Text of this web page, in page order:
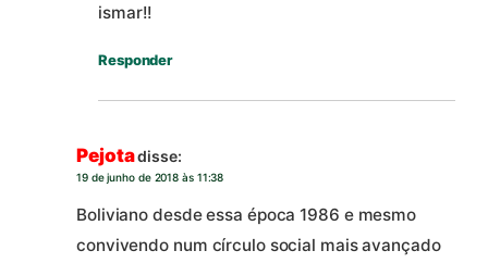
ismar!!
Responder
Pejotadisse:
19 de junho de 2018 às 11:38
Boliviano desde essa época 1986 e mesmo
convivendo num círculo social mais avançado